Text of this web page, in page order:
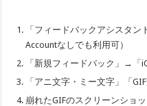
「フィードバックアシスタ
Accountなしでも利用可）
「新規フィードバック」→「
「アニ文字・ミー文字」「
崩れたGIFのスクリーンショ